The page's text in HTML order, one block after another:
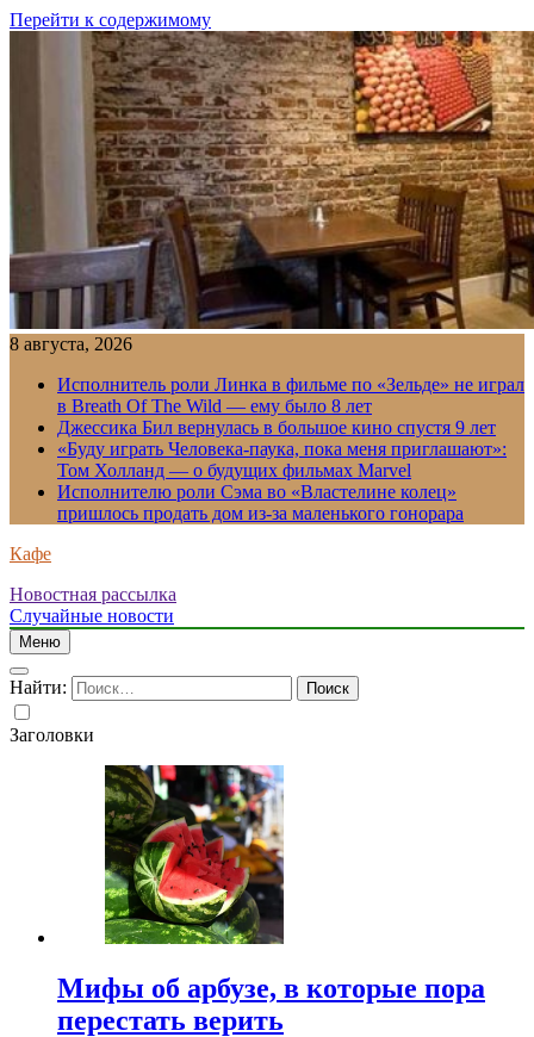
Перейти к содержимому
8 августа, 2026
Исполнитель роли Линка в фильме по «Зельде» не играл
в Breath Of The Wild — ему было 8 лет
Джессика Бил вернулась в большое кино спустя 9 лет
«Буду играть Человека-паука, пока меня приглашают»:
Том Холланд — о будущих фильмах Marvel
Исполнителю роли Сэма во «Властелине колец»
пришлось продать дом из-за маленького гонорара
Кафе
Новостная рассылка
Случайные новости
Меню
Найти:
Заголовки
Мифы об арбузе, в которые пора
перестать верить